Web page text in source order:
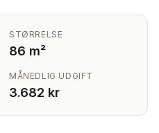
STØRRELSE
86 m²
MÅNEDLIG UDGIFT
3.682 kr